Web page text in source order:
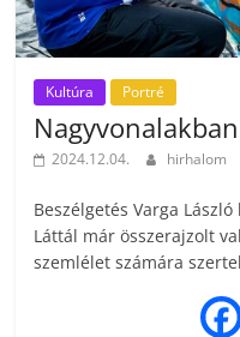
Kultúra Portré
Nagyvonalakban
2024.12.04. hirhalom
Beszélgetés Varga
Láttál már összerajzolt
szemlélet számára